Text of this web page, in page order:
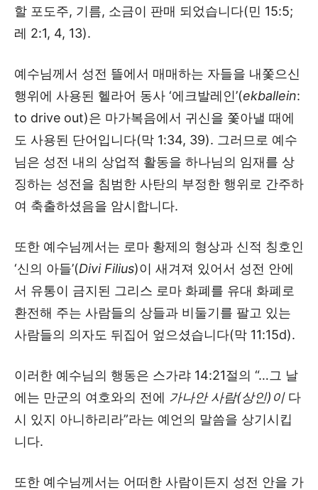
할 포도주, 기름, 소금이 판매 되었습니다(민 15:5;
레 2:1, 4, 13).
예수님께서 성전 뜰에서 매매하는 자들을 내쫓으신
행위에 사용된 헬라어 동사 ‘에크발레인’(ekballein:
to drive out)은 마가복음에서 귀신을 쫓아낼 때에
도 사용된 단어입니다(막 1:34, 39). 그러므로 예수
님은 성전 내의 상업적 활동을 하나님의 임재를 상
징하는 성전을 침범한 사탄의 부정한 행위로 간주하
여 축출하셨음을 암시합니다.
또한 예수님께서는 로마 황제의 형상과 신적 칭호인
‘신의 아들’(Divi Filius)이 새겨져 있어서 성전 안에
서 유통이 금지된 그리스 로마 화폐를 유대 화폐로
환전해 주는 사람들의 상들과 비둘기를 팔고 있는
사람들의 의자도 뒤집어 엎으셨습니다(막 11:15d).
이러한 예수님의 행동은 스가랴 14:21절의 “…그 날
에는 만군의 여호와의 전에 가나안 사람(상인)이다
시 있지 아니하리라”라는 예언의 말씀을 상기시킵
니다.
또한 예수님께서는 어떠한 사람이든지 성전 안을 가